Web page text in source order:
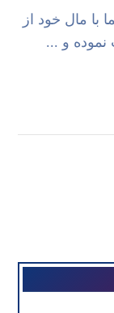
مال خود از
نموده و ...